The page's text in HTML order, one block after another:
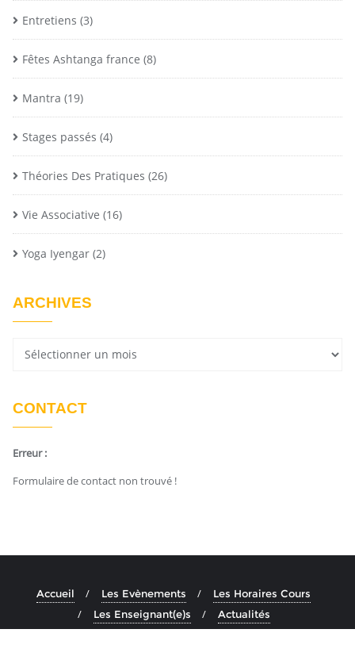
Entretiens (3)
Fêtes Ashtanga france (8)
Mantra (19)
Stages passés (4)
Théories Des Pratiques (26)
Vie Associative (16)
Yoga Iyengar (2)
ARCHIVES
CONTACT
Erreur :
Formulaire de contact non trouvé !
Accueil Les Evènements
Les Horaires Cours
Les Enseignant(e)s
Actualités